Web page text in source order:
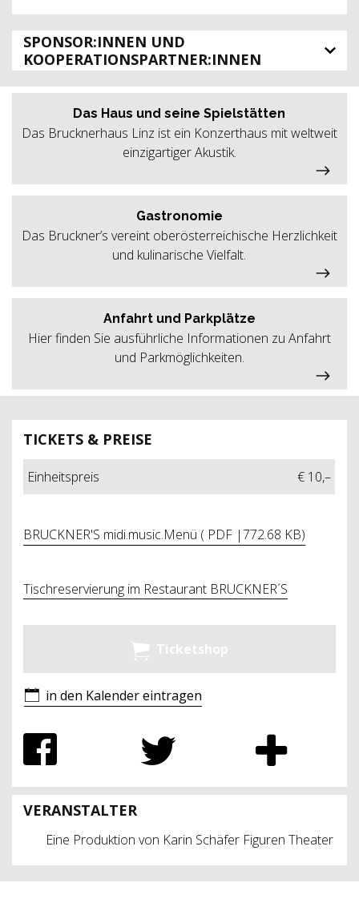
SPONSOR:INNEN UND
KOOPERATIONSPARTNER:INNEN
TICKETS & PREISE
Einheitspreis € 10,–
BRUCKNER'S midi.music.Menü ( PDF |772.68 KB)
Tischreservierung im Restaurant BRUCKNER´S
Ticketshop
in den Kalender eintragen
VERANSTALTER
Eine Produktion von Karin Schäfer Figuren Theater
Das Haus und seine Spielstätten
Das Brucknerhaus Linz ist ein Konzerthaus mit weltweit
einzigartiger Akustik.
Gastronomie
Das Bruckner’s vereint oberösterreichische Herzlichkeit
und kulinarische Vielfalt.
Anfahrt und Parkplätze
Hier finden Sie ausführliche Informationen zu Anfahrt
und Parkmöglichkeiten.